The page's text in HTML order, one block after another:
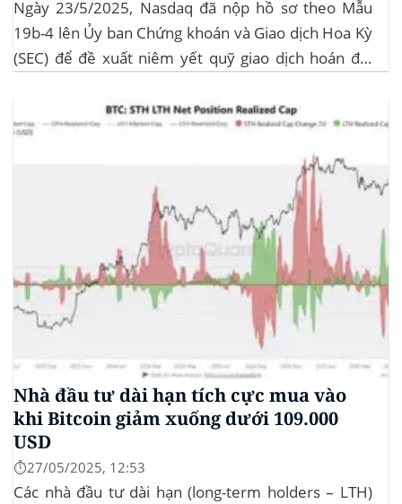
Ngày 23/5/2025, Nasdaq đã nộp hồ sơ theo Mẫu
19b-4 lên Ủy ban Chứng khoán và Giao dịch Hoa Kỳ
(SEC) để đề xuất niêm yết quỹ giao dịch hoán đổi
trình xem xét chính thức của SEC đối với...
Nhà đầu tư dài hạn tích cực mua vào
khi Bitcoin giảm xuống dưới 109.000
USD
⏱️27/05/2025, 12:53
Các nhà đầu tư dài hạn (long-term holders – LTH)